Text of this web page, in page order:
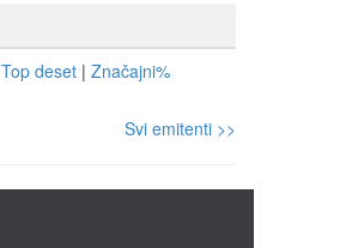
Top deset | Značajni%
Svi emitenti >>